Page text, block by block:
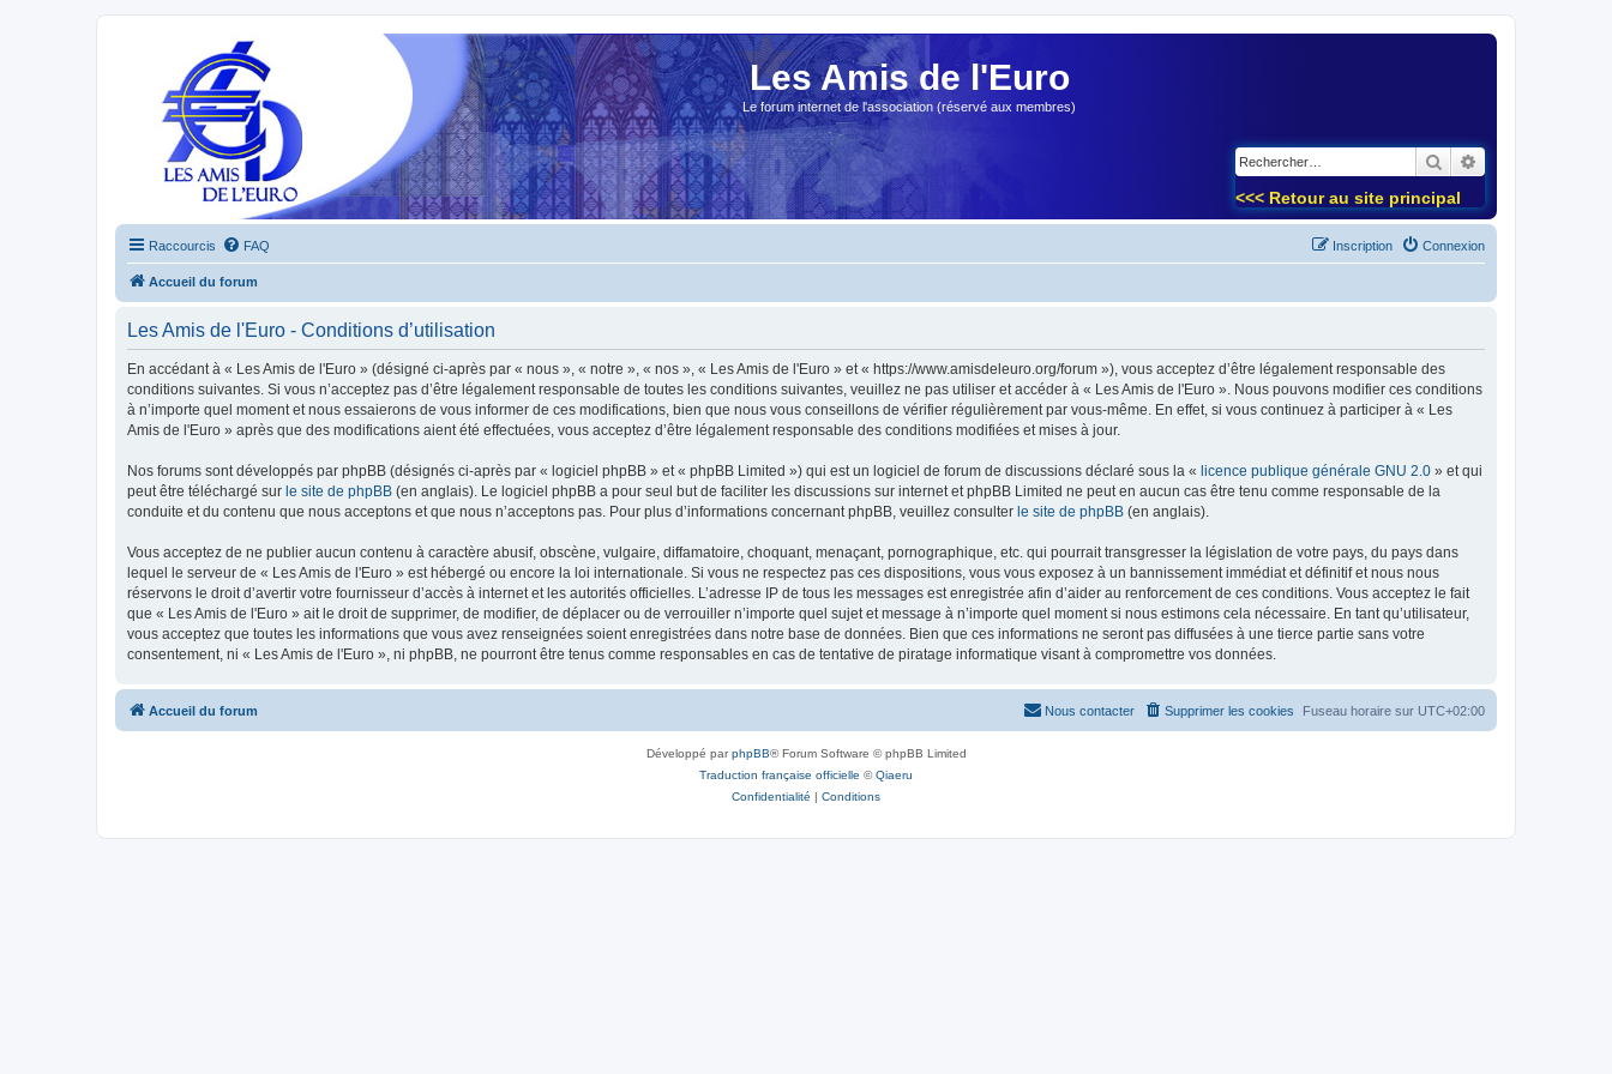
Les Amis de l'Euro
Le forum internet de l'association (réservé aux membres)
Rechercher
<<< Retour au site principal
Raccourcis FAQ Connexion
Inscription
Accueil du forum
Les Amis de l'Euro - Conditions d’utilisation
En accédant à « Les Amis de l'Euro » (désigné ci-après par « nous », « notre », « nos », « Les Amis de l'Euro » et « https://www.amisdeleuro.org/forum »), vous acceptez d’être légalement responsable des
conditions suivantes. Si vous n’acceptez pas d’être légalement responsable de toutes les conditions suivantes, veuillez ne pas utiliser et accéder à « Les Amis de l'Euro ». Nous pouvons modifier ces conditions
à n’importe quel moment et nous essaierons de vous informer de ces modifications, bien que nous vous conseillons de vérifier régulièrement par vous-même. En effet, si vous continuez à participer à « Les
Amis de l'Euro » après que des modifications aient été effectuées, vous acceptez d’être légalement responsable des conditions modifiées et mises à jour.
Nos forums sont développés par phpBB (désignés ci-après par « logiciel phpBB » et « phpBB Limited ») qui est un logiciel de forum de discussions déclaré sous la « licence publique générale GNU 2.0 » et qui
peut être téléchargé sur le site de phpBB (en anglais). Le logiciel phpBB a pour seul but de faciliter les discussions sur internet et phpBB Limited ne peut en aucun cas être tenu comme responsable de la
conduite et du contenu que nous acceptons et que nous n’acceptons pas. Pour plus d’informations concernant phpBB, veuillez consulter le site de phpBB (en anglais).
Vous acceptez de ne publier aucun contenu à caractère abusif, obscène, vulgaire, diffamatoire, choquant, menaçant, pornographique, etc. qui pourrait transgresser la législation de votre pays, du pays dans
lequel le serveur de « Les Amis de l'Euro » est hébergé ou encore la loi internationale. Si vous ne respectez pas ces dispositions, vous vous exposez à un bannissement immédiat et définitif et nous nous
réservons le droit d’avertir votre fournisseur d’accès à internet et les autorités officielles. L’adresse IP de tous les messages est enregistrée afin d’aider au renforcement de ces conditions. Vous acceptez le fait
que « Les Amis de l'Euro » ait le droit de supprimer, de modifier, de déplacer ou de verrouiller n’importe quel sujet et message à n’importe quel moment si nous estimons cela nécessaire. En tant qu’utilisateur,
vous acceptez que toutes les informations que vous avez renseignées soient enregistrées dans notre base de données. Bien que ces informations ne seront pas diffusées à une tierce partie sans votre
consentement, ni « Les Amis de l'Euro », ni phpBB, ne pourront être tenus comme responsables en cas de tentative de piratage informatique visant à compromettre vos données.
Accueil du forum Fuseau horaire sur UTC+02:00
Supprimer les cookies
Nous contacter
Développé parphpBB® Forum Software © phpBB Limited
Traduction française officielle ©Qiaeru
Confidentialité | Conditions